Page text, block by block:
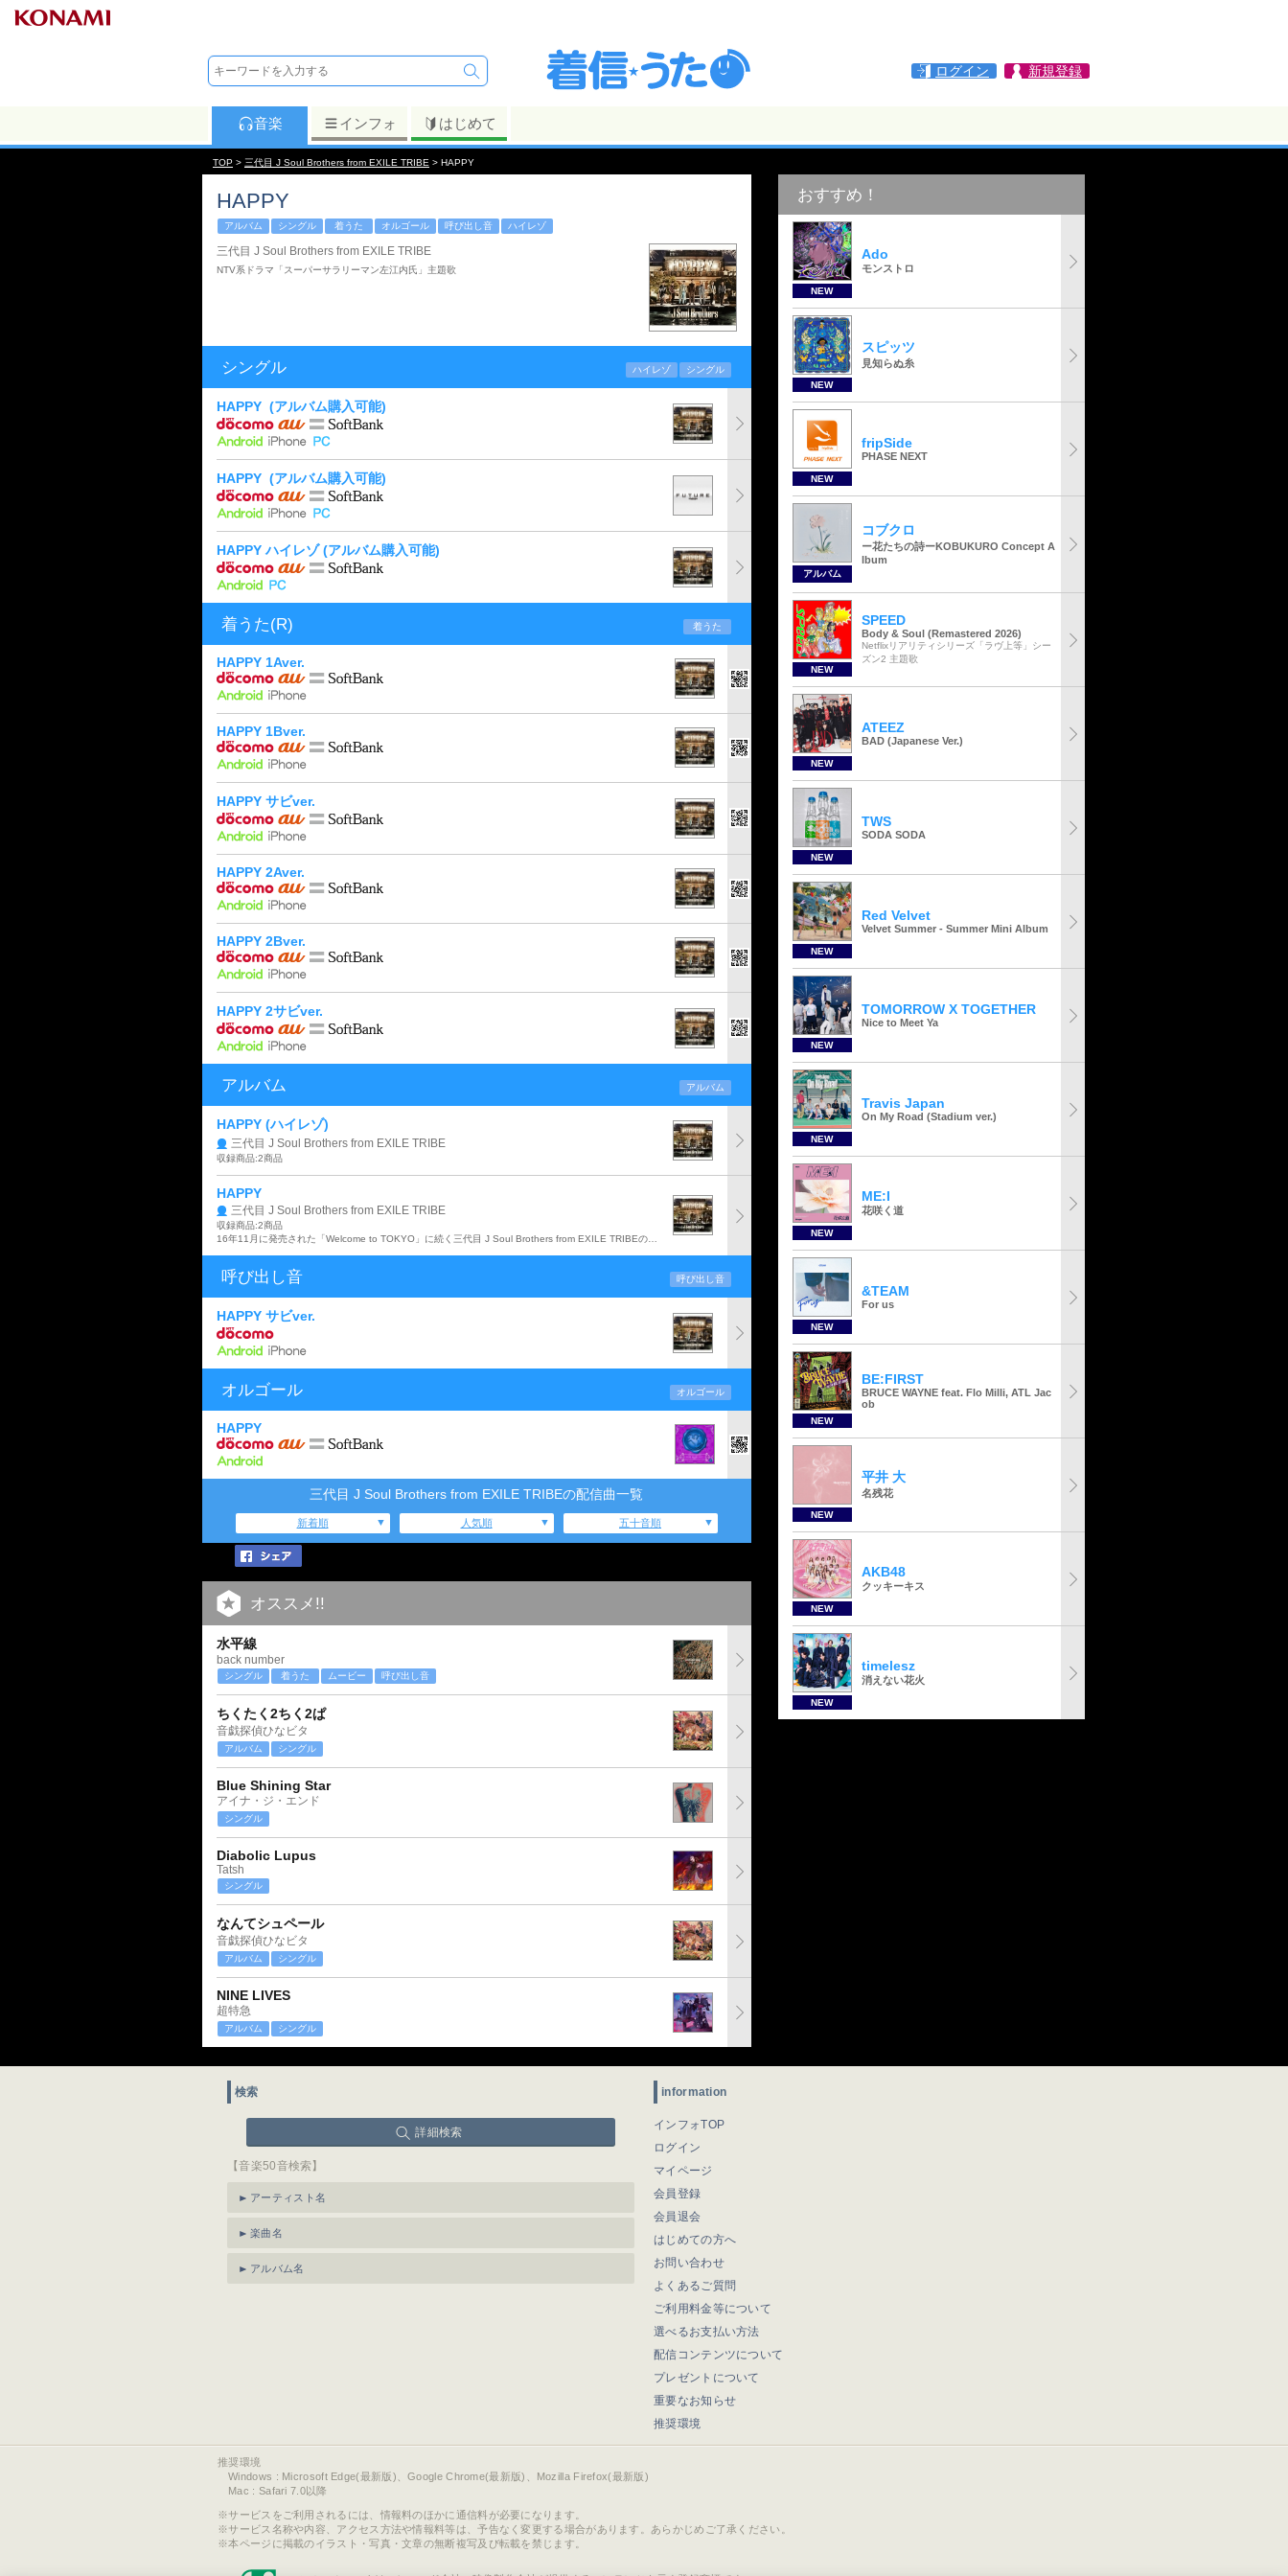
ログイン 新規登録
音楽 インフォ はじめて
TOP > 三代目 J Soul Brothers from EXILE TRIBE > HAPPY
HAPPY
アルバム シングル 着うた オルゴール 呼び出し音 ハイレゾ
三代目 J Soul Brothers from EXILE TRIBE
NTV系ドラマ「スーパーサラリーマン左江内氏」主題歌
シングル ハイレゾ シングル
HAPPY (アルバム購入可能)
HAPPY (アルバム購入可能)
HAPPY ハイレゾ (アルバム購入可能)
着うた(R) 着うた
HAPPY 1Aver.
HAPPY 1Bver.
HAPPY サビver.
HAPPY 2Aver.
HAPPY 2Bver.
HAPPY 2サビver.
アルバム アルバム
HAPPY (ハイレゾ)
三代目 J Soul Brothers from EXILE TRIBE
収録商品:2商品
HAPPY
三代目 J Soul Brothers from EXILE TRIBE
収録商品:2商品
16年11月に発売された「Welcome to TOKYO」に続く三代目 J Soul Brothers from EXILE TRIBEのシングルで、ドラマ「スーパーサラリーマン左江内氏」の主題歌。c/w曲として「J.S.B.LOVE」を収録。
呼び出し音 呼び出し音
HAPPY サビver.
オルゴール オルゴール
HAPPY
三代目 J Soul Brothers from EXILE TRIBEの配信曲一覧
新着順 人気順 五十音順
オススメ!!
水平線
back number
シングル 着うた ムービー 呼び出し音
ちくたく2ちく2ぱ
音戯探偵ひなビタ
アルバム シングル
Blue Shining Star
アイナ・ジ・エンド
シングル
Diabolic Lupus
Tatsh
シングル
なんてシュペール
音戯探偵ひなビタ
アルバム シングル
NINE LIVES
超特急
アルバム シングル
おすすめ！
NEW
Ado
モンストロ
NEW
スピッツ
見知らぬ糸
NEW
fripSide
PHASE NEXT
アルバム
コブクロ
ー花たちの詩ーKOBUKURO Concept A
lbum
NEW
SPEED
Body & Soul (Remastered 2026)
Netflixリアリティシリーズ「ラヴ上等」シー
ズン2 主題歌
NEW
ATEEZ
BAD (Japanese Ver.)
NEW
TWS
SODA SODA
NEW
Red Velvet
Velvet Summer - Summer Mini Album
NEW
TOMORROW X TOGETHER
Nice to Meet Ya
NEW
Travis Japan
On My Road (Stadium ver.)
NEW
ME:I
花咲く道
NEW
&TEAM
For us
NEW
BE:FIRST
BRUCE WAYNE feat. Flo Milli, ATL Jac
ob
NEW
平井 大
名残花
NEW
AKB48
クッキーキス
NEW
timelesz
消えない花火
検索
詳細検索
【音楽50音検索】
アーティスト名
楽曲名
アルバム名
information
インフォTOP
ログイン
マイページ
会員登録
会員退会
はじめての方へ
お問い合わせ
よくあるご質問
ご利用料金等について
選べるお支払い方法
配信コンテンツについて
プレゼントについて
重要なお知らせ
推奨環境
推奨環境
Windows : Microsoft Edge(最新版)、Google Chrome(最新版)、Mozilla Firefox(最新版)
Mac : Safari 7.0以降
サービスをご利用されるには、情報料のほかに通信料が必要になります。
サービス名称や内容、アクセス方法や情報料等は、予告なく変更する場合があります。あらかじめご了承ください。
本ページに掲載のイラスト・写真・文章の無断複写及び転載を禁じます。